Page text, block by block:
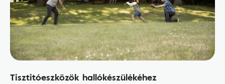
Tisztitóeszközök hallókészülékéhez